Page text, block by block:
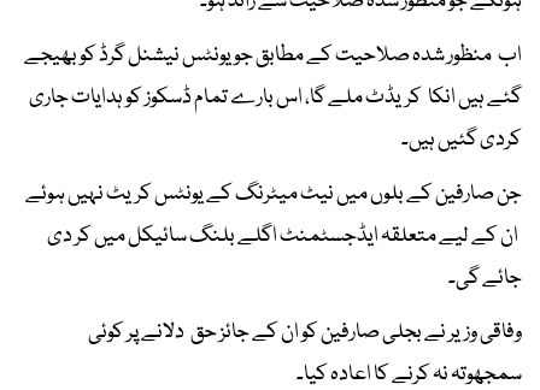
⁠اب منظور شدہ صلاحیت کے مطابق جو یونٹس نیشنل گرڈ کو بھیجے
گئے ہیں انکا کریڈٹ ملے گا، ⁠اس بارے تمام ڈسکوز کو ہدایات جاری
کردی گئیں ہیں۔
جن صارفین کے بلوں میں نیٹ میٹرنگ کے یونٹس کریٹ نہیں ہوئے
ان کے لیے متعلقہ ایڈجسٹمنٹ اگلے بلنگ سائیکل میں کر دی
جائے گی۔
⁠وفاقی وزیر نے بجلی صارفین کو ان کے جائز حق دلانے پر کوئی
سمجھوتہ نہ کرنے کا اعادہ کیا۔